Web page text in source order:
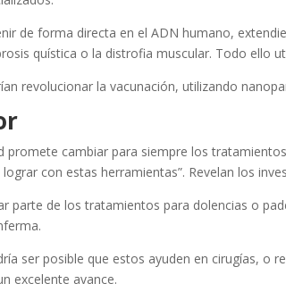
de forma directa en el ADN humano,
quística o la distrofia muscular. Todo ello
revolucionar la vacunación, utilizando
promete cambiar para siempre los
con estas herramientas”. Revelan los
parte de los tratamientos para dolencias o
ser posible que estos ayuden en cirugías, o
excelente avance.